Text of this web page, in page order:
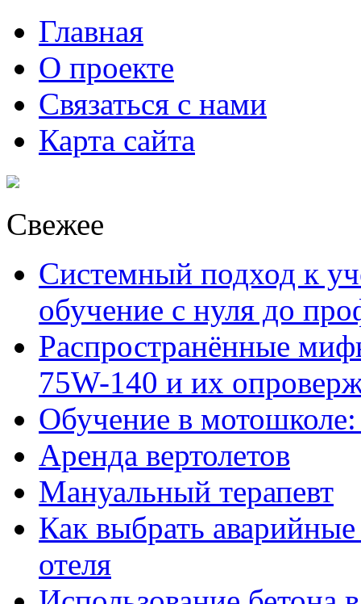
Главная
О проекте
Связаться с нами
Карта сайта
Свежее
Системный подход к
обучение с нуля до
Распространённые
75W-140 и их
Обучение в
Аренда вертолетов
Мануальный терапевт
Как выбрать
отеля